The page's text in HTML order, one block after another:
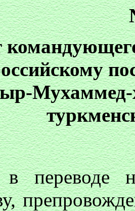
Мухаммед-
в переводе